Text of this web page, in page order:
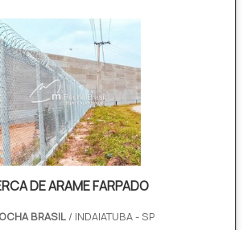
evitando assim a invasão por
estrutura.Vantagens do muro O
apresenta u.
DE ARAME FARPADO
BRASIL / INDAIATUBA - SP